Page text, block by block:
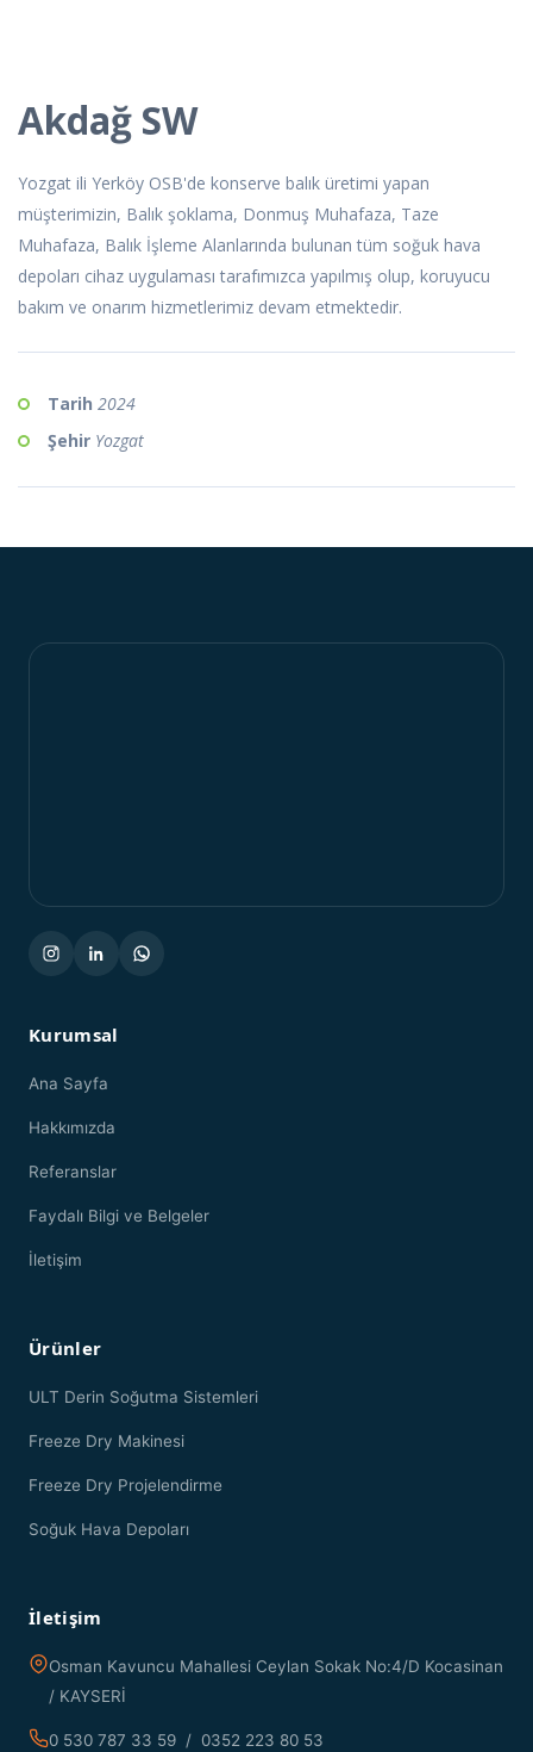
Akdağ SW
Yozgat ili Yerköy OSB'de konserve balık üretimi yapan
müşterimizin, Balık şoklama, Donmuş Muhafaza, Taze
Muhafaza, Balık İşleme Alanlarında bulunan tüm soğuk hava
depoları cihaz uygulaması tarafımızca yapılmış olup, koruyucu
bakım ve onarım hizmetlerimiz devam etmektedir.
Tarih 2024
Şehir Yozgat
Kurumsal
Ana Sayfa
Hakkımızda
Referanslar
Faydalı Bilgi ve Belgeler
İletişim
Ürünler
ULT Derin Soğutma Sistemleri
Freeze Dry Makinesi
Freeze Dry Projelendirme
Soğuk Hava Depoları
İletişim
Osman Kavuncu Mahallesi Ceylan Sokak No:4/D Kocasinan
/ KAYSERİ
0 530 787 33 59 / 0352 223 80 53